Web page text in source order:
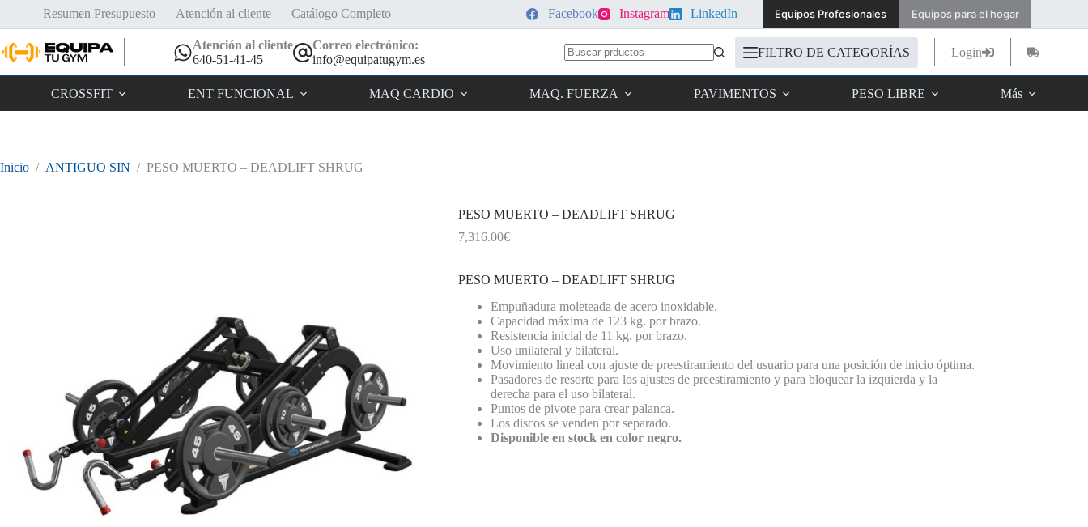
Resumen Presupuesto Atención al cliente Catálogo Completo Facebook Instagram LinkedIn Equipos Profesionales Equipos para el hogar
Atención al cliente
640-51-41-45
Correo electrónico:
info@equipatugym.es
FILTRO DE CATEGORÍAS Login
Carro
de
CROSSFIT ENT FUNCIONAL MAQ CARDIO MAQ. FUERZA PAVIMENTOS PESO LIBRE Más
Inicio / ANTIGUO SIN / PESO MUERTO – DEADLIFT SHRUG
PESO MUERTO – DEADLIFT SHRUG
7,316.00€
PESO MUERTO – DEADLIFT SHRUG
Empuñadura moleteada de acero inoxidable.
Capacidad máxima de 123 kg. por brazo.
Resistencia inicial de 11 kg. por brazo.
Uso unilateral y bilateral.
Movimiento lineal con ajuste de preestiramiento del usuario para una posición de inicio óptima.
Pasadores de resorte para los ajustes de preestiramiento y para bloquear la izquierda y la
derecha para el uso bilateral.
Puntos de pivote para crear palanca.
Los discos se venden por separado.
Disponible en stock en color negro.